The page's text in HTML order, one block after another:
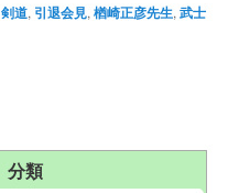
剣道, 引退会見, 楢崎正彦先生, 武士
分類